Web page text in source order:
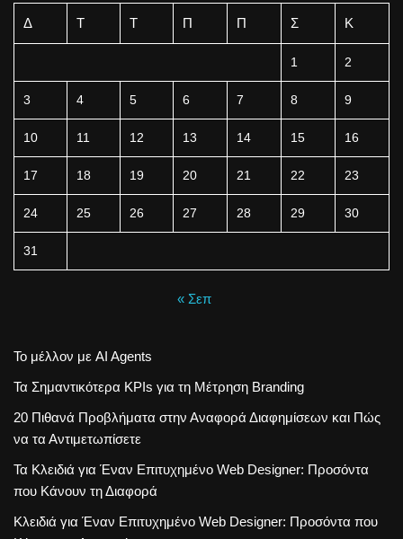
Δ Τ Τ Π Π Σ Κ
1 2
3 4 5 6 7 8 9
10 11 12 13 14 15 16
17 18 19 20 21 22 23
24 25 26 27 28 29 30
31
« Σεπ
Το μέλλον με AI Agents
Τα Σημαντικότερα KPIs για τη Μέτρηση Branding
20 Πιθανά Προβλήματα στην Αναφορά Διαφημίσεων και Πώς
να τα Αντιμετωπίσετε
Τα Κλειδιά για Έναν Επιτυχημένο Web Designer: Προσόντα
που Κάνουν τη Διαφορά
Κλειδιά για Έναν Επιτυχημένο Web Designer: Προσόντα που